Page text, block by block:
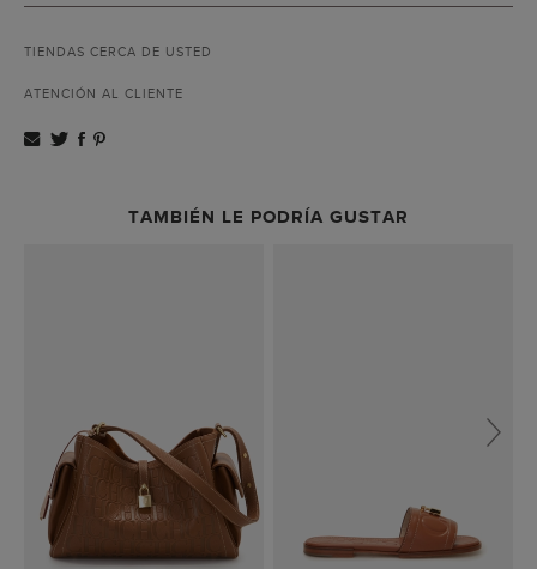
TIENDAS CERCA DE USTED
ATENCIÓN AL CLIENTE
TAMBIÉN LE PODRÍA GUSTAR